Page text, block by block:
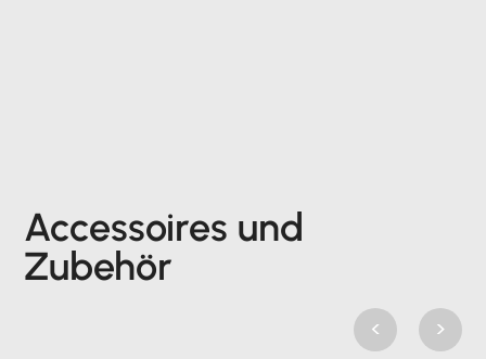
Accessoires und
Zubehör
< >